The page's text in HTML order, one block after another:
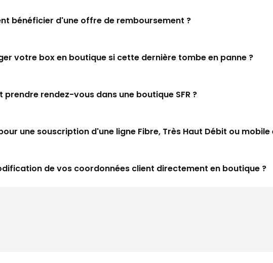
bénéficier d'une offre de remboursement ?
votre box en boutique si cette dernière tombe en panne ?
prendre rendez-vous dans une boutique SFR ?
une souscription d'une ligne Fibre, Très Haut Débit ou mobile
de vos coordonnées client directement en boutique ?